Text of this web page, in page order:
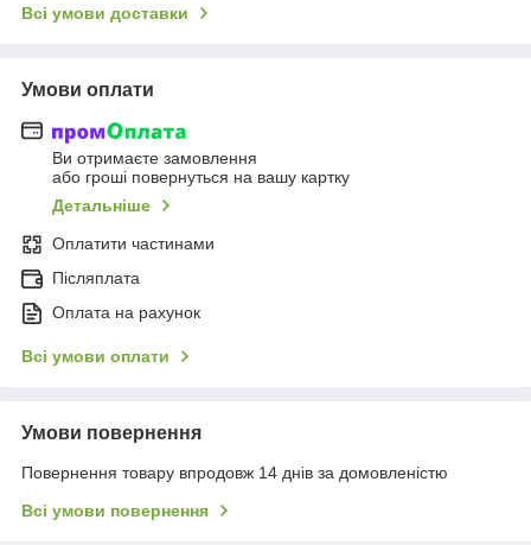
Всі умови доставки
Умови оплати
Ви отримаєте замовлення
або гроші повернуться на вашу картку
Детальніше
Оплатити частинами
Післяплата
Оплата на рахунок
Всі умови оплати
Умови повернення
Повернення товару впродовж 14 днів за домовленістю
Всі умови повернення